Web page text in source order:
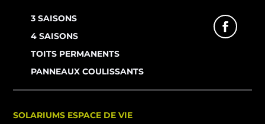
3 SAISONS
4 SAISONS
TOITS PERMANENTS
PANNEAUX COULISSANTS
SOLARIUMS ESPACE DE VIE